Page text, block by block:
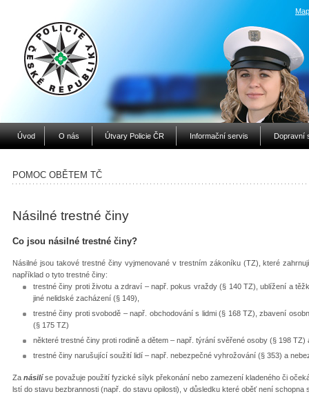
Úvod O nás Útvary Policie ČR Informační servis Dopravní
POMOC OBĚTEM TČ
Násilné trestné činy
Co jsou násilné trestné činy?
Násilné jsou takové trestné činy vyjmenované v trestním zákoníku (TZ), které
například o tyto trestné činy:
trestné činy proti životu a zdraví – např. pokus vraždy (§ 140 TZ), ublížení a
jiné nelidské zacházení (§ 149),
trestné činy proti svobodě – např. obchodování s lidmi (§ 168 TZ), zbavení
(§ 175 TZ)
některé trestné činy proti rodině a dětem – např. týrání svěřené osoby (§ 198
trestné činy narušující soužití lidí – např. nebezpečné vyhrožování (§ 353) a
Za násilíse považuje použití fyzické sílyk překonání nebo zamezení kladeného či
lstí do stavu bezbrannosti (např. do stavu opilosti), v důsledku které oběť není schopna